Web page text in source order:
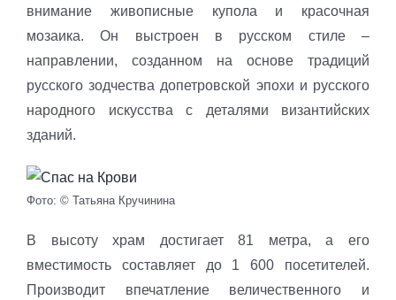
внимание живописные купола и красочная
мозаика. Он выстроен в русском стиле –
направлении, созданном на основе традиций
русского зодчества допетровской эпохи и русского
народного искусства с деталями византийских
зданий.
Фото: © Татьяна Кручинина
В высоту храм достигает 81 метра, а его
вместимость составляет до 1 600 посетителей.
Производит впечатление величественного и